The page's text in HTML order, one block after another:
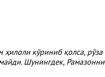
кўриниб қолса,
Шунингдек,